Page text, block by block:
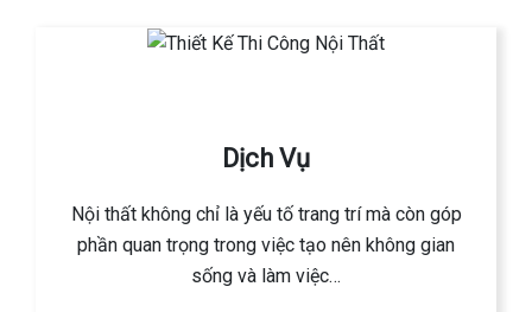
Dịch Vụ
Nội thất không chỉ là yếu tố trang trí mà còn góp
phần quan trọng trong việc tạo nên không gian
sống và làm việc…